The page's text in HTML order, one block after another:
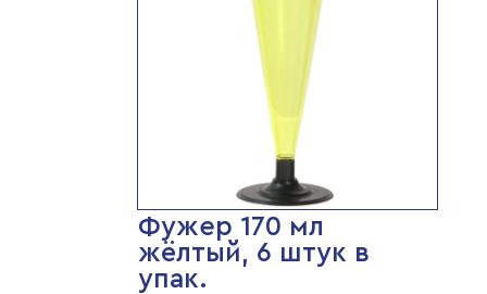
Фужер 170 мл
жёлтый, 6 штук в
упак.